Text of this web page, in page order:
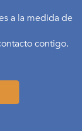
a la medida de
contigo.